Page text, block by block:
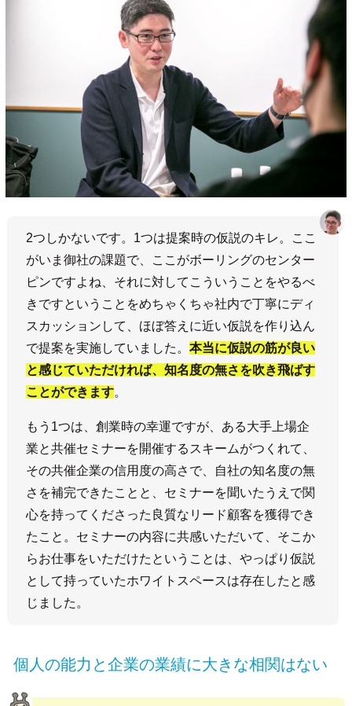
2つしかないです。1つは提案時の仮説のキレ。ここ
がいま御社の課題で、ここがボーリングのセンター
ピンですよね、それに対してこういうことをやるべ
きですということをめちゃくちゃ社内で丁寧にディ
スカッションして、ほぼ答えに近い仮説を作り込ん
で提案を実施していました。 本当に仮説の筋が良い
と感じていただければ、知名度の無さを吹き飛ばす
ことができます。
もう1つは、創業時の幸運ですが、ある大手上場企
業と共催セミナーを開催するスキームがつくれて、
その共催企業の信用度の高さで、自社の知名度の無
さを補完できたことと、セミナーを聞いたうえで関
心を持ってくださった良質なリード顧客を獲得でき
たこと。セミナーの内容に共感いただいて、そこか
らお仕事をいただけたということは、やっぱり仮説
として持っていたホワイトスペースは存在したと感
じました。
個人の能力と企業の業績に大きな相関はない